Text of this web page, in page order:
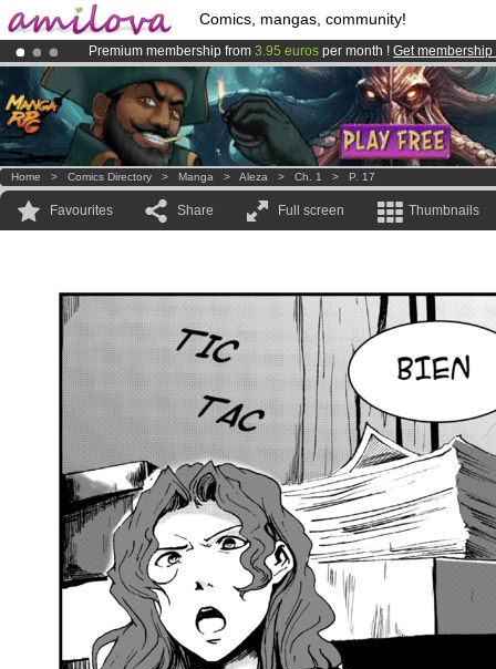
Comics, mangas, community!
Premium membership from 3.95 euros per month ! Get membership
Already 134393membersand 1208comics & mangas!.
AmilovaKickstarter is now LIVE!.
Home > Comics Directory > Manga > Aleza > Ch. 1 > P. 17
Favourites Share Full screen Thumbnails